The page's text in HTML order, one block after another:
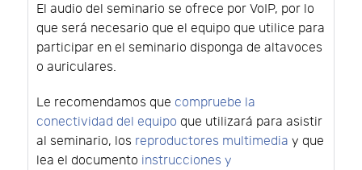
El audio del seminario se ofrece por VoIP, por lo
que será necesario que el equipo que utilice para
participar en el seminario disponga de altavoces
o auriculares.
Le recomendamos que compruebe la
conectividad del equipo que utilizará para asistir
al seminario, los reproductores multimedia y que
lea el documento instrucciones y